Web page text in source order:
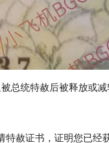
总统特赦后被释放或减
赦证书，证明您已经